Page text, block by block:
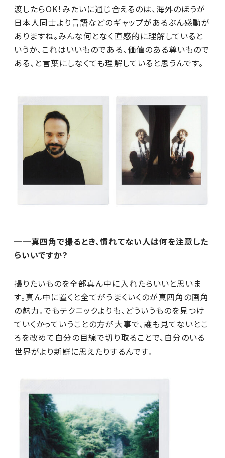
渡したらOK！みたいに通じ合えるのは、海外のほうが
日本人同士より言語などのギャップがあるぶん感動が
ありますね。みんな何となく直感的に理解していると
いうか、これはいいものである、価値のある尊いもので
ある、と言葉にしなくても理解していると思うんです。
──真四角で撮るとき、慣れてない人は何を注意した
らいいですか？
撮りたいものを全部真ん中に入れたらいいと思いま
す。真ん中に置くと全てがうまくいくのが真四角の画角
の魅力。でもテクニックよりも、どういうものを見つけ
ていくかっていうことの方が大事で、誰も見てないとこ
ろを改めて自分の目線で切り取ることで、自分のいる
世界がより新鮮に思えたりするんです。